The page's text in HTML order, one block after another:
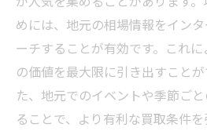
めには、地元の相場情報をイン
ーチすることが有効です。これ
の価値を最大限に引き出すこと
た、地元でのイベントや季節ご
ることで、より有利な買取条件